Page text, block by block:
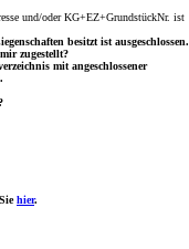
und/oder KG+EZ+GrundstückNr. ist
besitzt ist ausgeschlossen.
zugestellt?
mit angeschlossener
hier.